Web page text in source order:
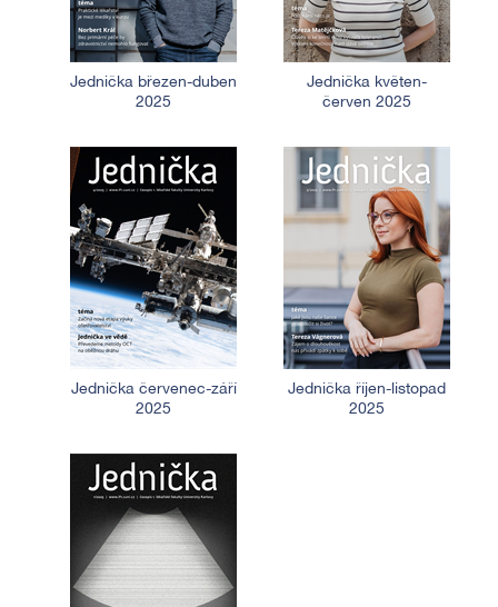
Jednička březen-duben
2025
Jednička květen-
červen 2025
Jednička červenec-září
2025
Jednička říjen-listopad
2025